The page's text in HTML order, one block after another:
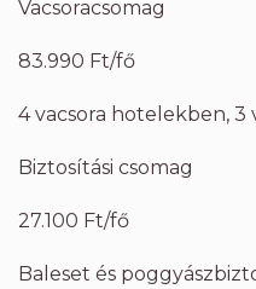
Vacsoracsomag
83.990 Ft/fő
4 vacsora hotelekben, 3
Biztosítási csomag
27.100 Ft/fő
Baleset és